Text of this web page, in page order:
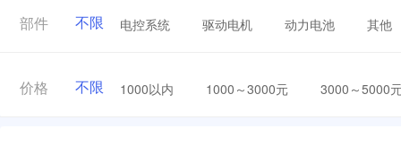
部件 不限 电控系统 驱动电机 动力电池 其他
价格 不限 1000以内 1000～3000元 3000～5000